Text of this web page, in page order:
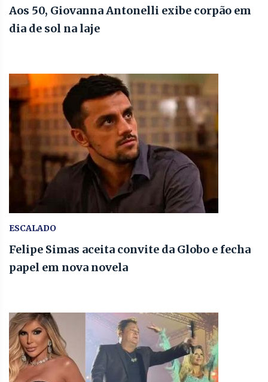
Aos 50, Giovanna Antonelli exibe corpão em
dia de sol na laje
ESCALADO
Felipe Simas aceita convite da Globo e fecha
papel em nova novela